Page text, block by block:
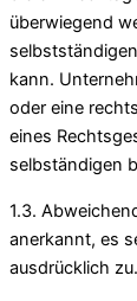
überwiegend
kann.
oder eine
eines
selbständigen
1.3.
anerkannt, es
ausdrücklich zu.